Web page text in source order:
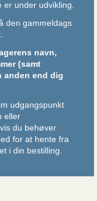
er under udvikling.
den gammeldags
.
navn,
(samt
anden end dig
udgangspunkt
eller
du behøver
for at hente fra
i din bestilling.